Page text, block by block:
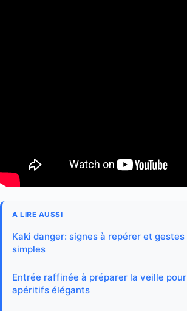
A LIRE AUSSI
Kaki danger: signes à repérer et gestes
simples
Entrée raffinée à préparer la veille pour
apéritifs élégants